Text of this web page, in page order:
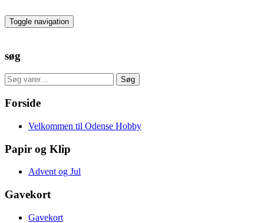
to
the
Toggle navigation
søg
Søg
efter:
Søg
Forside
Velkommen til Odense Hobby
Papir og Klip
Advent og Jul
Gavekort
Gavekort